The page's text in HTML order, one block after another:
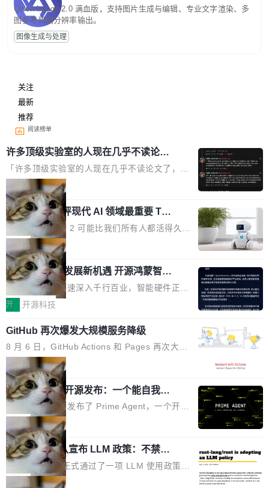
Qwen-Image-2.0 满血版，支持图片生成与编辑、专业文字渲染、多
图参考和高分辨率输出。
图像生成与处理
关注
最新
推荐
阅读榜单
许多顶级实验室的人现在几乎不读论文
了
「许多顶级实验室的人现在几乎不读论文了，而
且他们认为 ICLR/ICML/NeurIPS 充斥着大量过
度宣传和欺诈。」 OpenAI 研究员 Keller Jorda
n 这条推文引发了广泛讨论。他不是在说风凉
话，他是说出了一个圈内人尽皆知但很少公开捅
破的事实。 Jordan 随后补充了一句软化声明：
「我不认为这些会议上大部分论文都在过度宣传
或造假。问题是，作为读者，如果你筛选出那些
看起来最令人兴奋的论文，那它们大部分都是过
度宣传的。」 这才是真正的痛点。不是所有论文
都有问题，是最吸引眼球的那批论文最有问题。
他引用的帖子来自 Mathew Shen，一位 ICLR 2
026 的读者：「看了篇 ...
局
xAI 前工程师评现代 AI 领域最重要 Top
3 开源项目
Flash Attention 2 可能比我们所有人都活得久。
这句话不是来自某个技术博客，而是出自 Hieu
Pham 的一条推文。Hieu Pham 是谁？他是 xAI
的早期工程师之一，在 Grok 训练基础设施团队
工作过。近日他在 X 上发了一条帖子，列出了他
认为现代 AI 领域最重要的三个开源项目。 第一
个名字毫无悬念：Flash Attention 2。 Hieu 的
理由很具体。FA 系列不需要解释，但 FA2 是他
认为最重要的一个——复杂度恰到好处，刚好能
驱动你去学 CuTe，但还没被那些"邪恶的" Hopp
er++ 优化所淹没，足够容易修改和适配。 更关
键的是 FA2 的持久性...
局
共商智能硬件发展新机遇 开源鸿蒙智能
硬件开发者日杭州站即将举行
随着万物智联加速深入千行百业，智能硬件正从
单点设备迈向智能化、网联化、协同化发展。作
鸿蒙通过统一技术底座和分布式能力，为不同类
型智能设备的开发、连接与互联提供关键支撑，
也为产业链企业探索产品创新与商业增长打开新
的空间。 8月14日，开源鸿蒙智能硬件开发者日
（OHDD：OpenHarmony Hardware Develope
r Day）将在杭州启航。活动面向智能硬件产业
链企业和开发者，邀请行业专家与资深技术顾
问，围绕开源鸿蒙技术能力、设备适配、芯片适
配、功耗与稳定性调优、兼容性测评及统一互联
等内容展开系统讲解和实战交流，帮助企业进一
步了解开源鸿蒙在智能...
开 开源科技
GitHub 再次爆发大规模服务降级
8 月 6 日，GitHub Actions 和 Pages 再次大规
模服务降级，Actions 完全不可用超过 5 小时，
webhook 停发，连自托管 runner 也因调度层故
障无法工作。Pages、Copilot code review、C
opilot coding agent 全部受影响。从检测到完全
恢复，大约 12 小时。 这是 2026 年 8 月的第六
起事故，其中四起与 AI/Copilot 服务相关。 Git
Hub 员工 kdaigle 在 HN 讨论中贴出了一组数
据：2025 年全年 10 亿次 commit。现在，每周
2.75 亿次，全年预计 140 亿次。GitHub...
局
Prime Agent 开源发布：一个能自我改
进的编程 Agent，ARC-AGI 3 超越人类
专家基线
Prime Intellect 发布了 Prime Agent，一个开源
的编程 Agent Harness，核心设计围绕两个抽
象：Recursive Language Model（RLM）和 C
ontinual Harness。在 ARC-AGI 3 基准测试
上，Prime Agent + Opus 5 的组合达到了 95.
5% RHAE Best@1，超过了 ARC 报告的人类专
局
Rust 项目团队宣布 LLM 政策：不禁
止，但你要承认哪些代码不是你写的
Rust 语言项目正式通过了一项 LLM 使用政策，
覆盖 rust-lang/rust 单一仓库的代码贡献。这不
局